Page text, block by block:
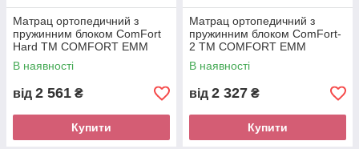
Матрац ортопедичний з
пружинним блоком ComFort
Hard ТM COMFORT ЕММ
В наявності
від 2 561 ₴
Купити
Матрац ортопедичний з
пружинним блоком ComFort-
2 ТM COMFORT ЕММ
В наявності
від 2 327 ₴
Купити